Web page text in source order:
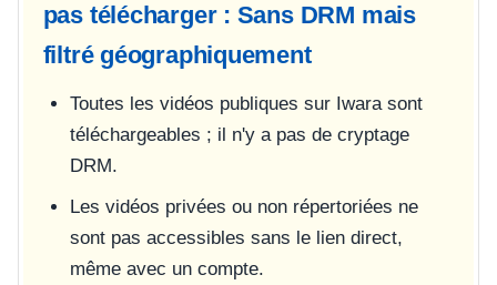
pas télécharger : Sans DRM mais
filtré géographiquement
Toutes les vidéos publiques sur Iwara sont
téléchargeables ; il n'y a pas de cryptage
DRM.
Les vidéos privées ou non répertoriées ne
sont pas accessibles sans le lien direct,
même avec un compte.